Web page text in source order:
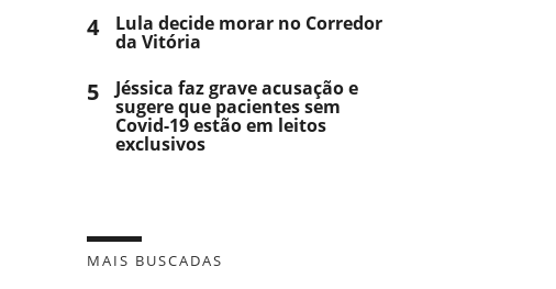
4 Lula decide morar no Corredor
da Vitória
5 Jéssica faz grave acusação e
sugere que pacientes sem
Covid-19 estão em leitos
exclusivos
MAIS BUSCADAS